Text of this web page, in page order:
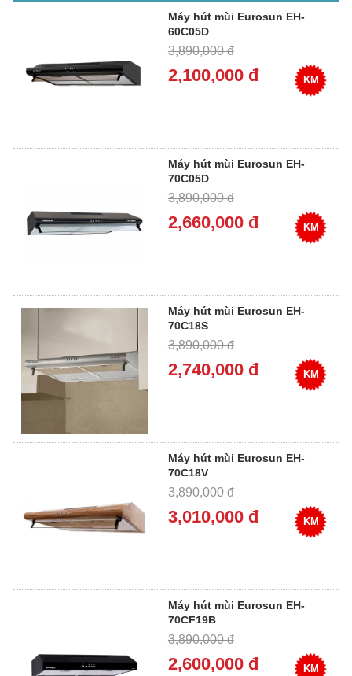
Máy hút mùi Eurosun EH-
60C05D
3,890,000 đ
2,100,000 đ KM
Máy hút mùi Eurosun EH-
70C05D
3,890,000 đ
2,660,000 đ KM
Máy hút mùi Eurosun EH-
70C18S
3,890,000 đ
2,740,000 đ KM
Máy hút mùi Eurosun EH-
70C18V
3,890,000 đ
3,010,000 đ KM
Máy hút mùi Eurosun EH-
70CF19B
3,890,000 đ
2,600,000 đ KM